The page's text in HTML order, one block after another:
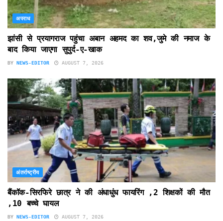
अपराध
झांसी से प्रयागराज पहुंचा अबान अहमद का शव,जुमे की नमाज के
बाद किया जाएगा सुपुर्द-ए-खाक
BY NEWS-EDITOR AUGUST 7, 2026
अंतर्राष्ट्रीय
बैंकॉक-सिरफिरे छात्र ने की अंधाधुंध फायरिंग ,2 शिक्षकों की मौत
,10 बच्चे घायल
BY NEWS-EDITOR AUGUST 7, 2026